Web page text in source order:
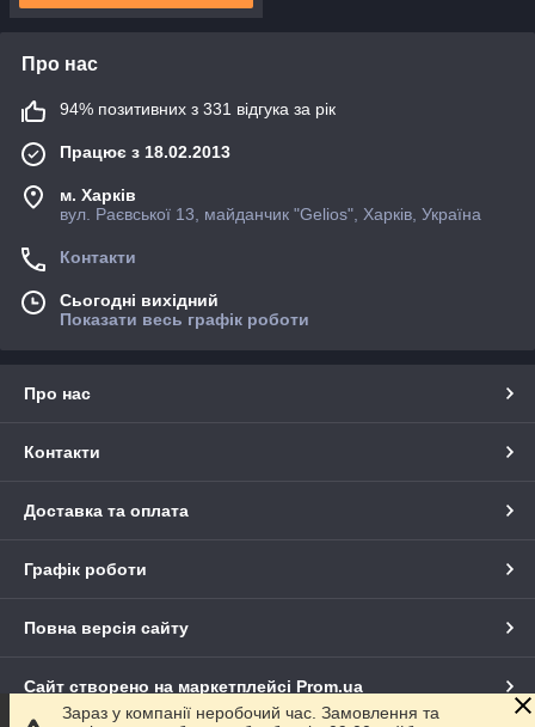
Про нас
94% позитивних з 331 відгука за рік
Працює з 18.02.2013
м. Харків
вул. Раєвської 13, майданчик "Gelios", Харків, Україна
Контакти
Сьогодні вихідний
Показати весь графік роботи
Про нас
Контакти
Доставка та оплата
Графік роботи
Повна версія сайту
Сайт створено на маркетплейсі Prom.ua
Зараз у компанії неробочий час. Замовлення та